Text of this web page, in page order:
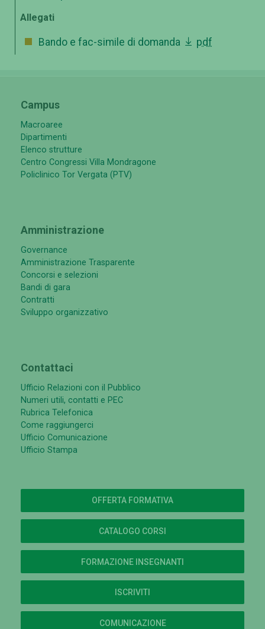
Allegati
Bando e fac-simile di domanda pdf
Campus
Macroaree
Dipartimenti
Elenco strutture
Centro Congressi Villa Mondragone
Policlinico Tor Vergata (PTV)
Amministrazione
Governance
Amministrazione Trasparente
Concorsi e selezioni
Bandi di gara
Contratti
Sviluppo organizzativo
Contattaci
Ufficio Relazioni con il Pubblico
Numeri utili, contatti e PEC
Rubrica Telefonica
Come raggiungerci
Ufficio Comunicazione
Ufficio Stampa
OFFERTA FORMATIVA
CATALOGO CORSI
FORMAZIONE INSEGNANTI
ISCRIVITI
COMUNICAZIONE